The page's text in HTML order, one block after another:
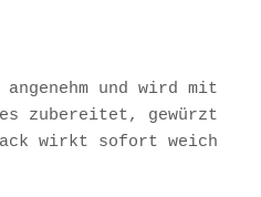
und wird mit
zubereitet, gewürzt
wirkt sofort weich